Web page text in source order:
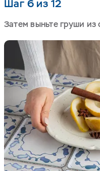
Шаг 6 из 12
Затем выньте груши